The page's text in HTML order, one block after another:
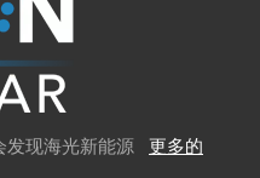
发现海光新能源 更多的